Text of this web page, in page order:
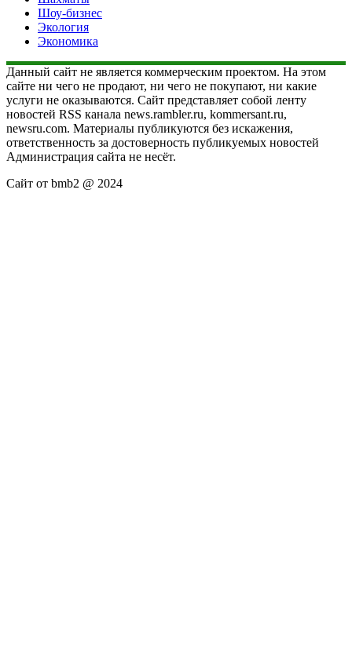
Шоу-бизнес
Экология
Экономика
Данный сайт не является коммерческим проектом. На этом
сайте ни чего не продают, ни чего не покупают, ни какие
услуги не оказываются. Сайт представляет собой ленту
новостей RSS канала news.rambler.ru, kommersant.ru,
newsru.com. Материалы публикуются без искажения,
ответственность за достоверность публикуемых новостей
Администрация сайта не несёт.
Сайт от bmb2 @ 2024